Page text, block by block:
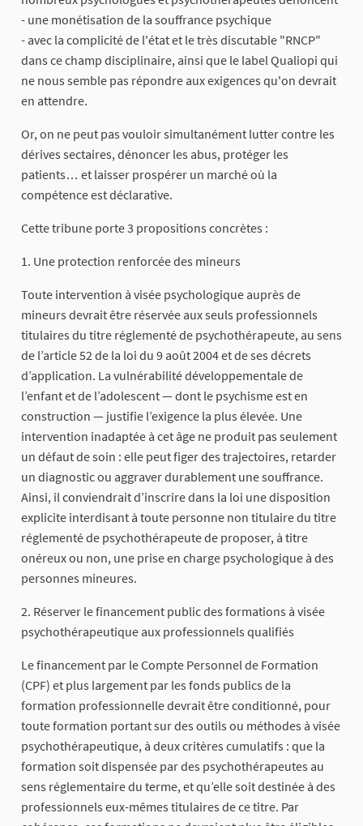
- une monétisation de la souffrance psychique
- avec la complicité de l'état et le très discutable "RNCP"
dans ce champ disciplinaire, ainsi que le label Qualiopi qui
ne nous semble pas répondre aux exigences qu'on devrait
en attendre.
Or, on ne peut pas vouloir simultanément lutter contre les
dérives sectaires, dénoncer les abus, protéger les
patients… et laisser prospérer un marché où la
compétence est déclarative.
Cette tribune porte 3 propositions concrètes :
1. Une protection renforcée des mineurs
Toute intervention à visée psychologique auprès de
mineurs devrait être réservée aux seuls professionnels
titulaires du titre réglementé de psychothérapeute, au sens
de l’article 52 de la loi du 9 août 2004 et de ses décrets
d’application. La vulnérabilité développementale de
l’enfant et de l’adolescent — dont le psychisme est en
construction — justifie l’exigence la plus élevée. Une
intervention inadaptée à cet âge ne produit pas seulement
un défaut de soin : elle peut figer des trajectoires, retarder
un diagnostic ou aggraver durablement une souffrance.
Ainsi, il conviendrait d’inscrire dans la loi une disposition
explicite interdisant à toute personne non titulaire du titre
réglementé de psychothérapeute de proposer, à titre
onéreux ou non, une prise en charge psychologique à des
personnes mineures.
2. Réserver le financement public des formations à visée
psychothérapeutique aux professionnels qualifiés
Le financement par le Compte Personnel de Formation
(CPF) et plus largement par les fonds publics de la
formation professionnelle devrait être conditionné, pour
toute formation portant sur des outils ou méthodes à visée
psychothérapeutique, à deux critères cumulatifs : que la
formation soit dispensée par des psychothérapeutes au
sens réglementaire du terme, et qu’elle soit destinée à des
professionnels eux-mêmes titulaires de ce titre. Par